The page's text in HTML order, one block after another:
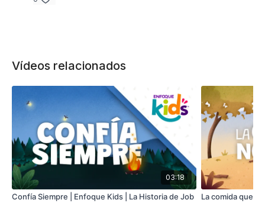
Vídeos relacionados
03:18
Confía Siempre | Enfoque Kids | La Historia de Job
La comida que